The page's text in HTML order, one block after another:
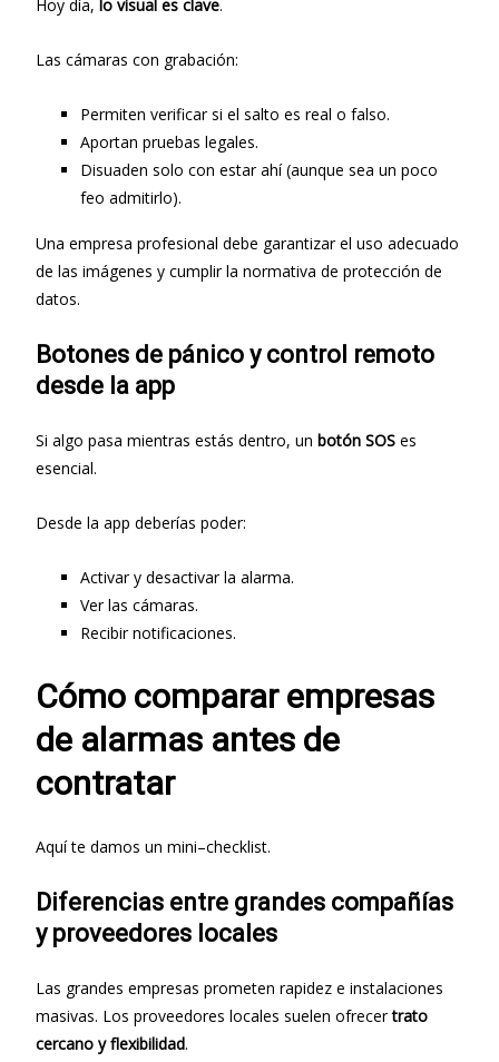
Hoy día, lo visual es clave.
Las cámaras con grabación:
Permiten verificar si el salto es real o falso.
Aportan pruebas legales.
Disuaden solo con estar ahí (aunque sea un poco
feo admitirlo).
Una empresa profesional debe garantizar el uso adecuado
de las imágenes y cumplir la normativa de protección de
datos.
Botones de pánico y control remoto
desde la app
Si algo pasa mientras estás dentro, un botón SOS es
esencial.
Desde la app deberías poder:
Activar y desactivar la alarma.
Ver las cámaras.
Recibir notificaciones.
Cómo comparar empresas
de alarmas antes de
contratar
Aquí te damos un mini–checklist.
Diferencias entre grandes compañías
y proveedores locales
Las grandes empresas prometen rapidez e instalaciones
masivas. Los proveedores locales suelen ofrecertrato
cercano y flexibilidad.